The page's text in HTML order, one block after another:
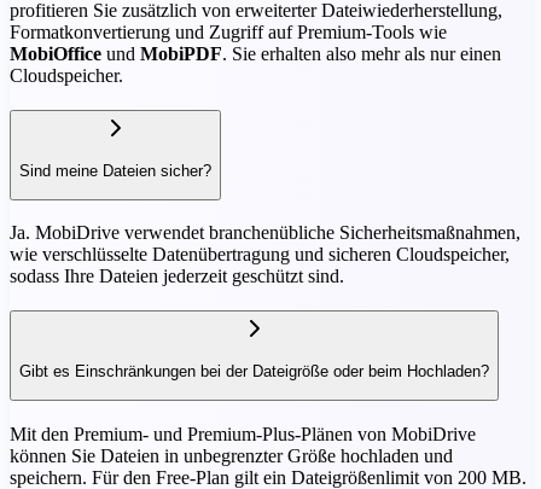
profitieren Sie zusätzlich von erweiterter Dateiwiederherstellung,
Formatkonvertierung und Zugriff auf Premium-Tools wie
MobiOffice und MobiPDF. Sie erhalten also mehr als nur einen
Cloudspeicher.
Sind meine Dateien sicher?
Ja. MobiDrive verwendet branchenübliche Sicherheitsmaßnahmen,
wie verschlüsselte Datenübertragung und sicheren Cloudspeicher,
sodass Ihre Dateien jederzeit geschützt sind.
Gibt es Einschränkungen bei der Dateigröße oder beim Hochladen?
Mit den Premium- und Premium-Plus-Plänen von MobiDrive
können Sie Dateien in unbegrenzter Größe hochladen und
speichern. Für den Free-Plan gilt ein Dateigrößenlimit von 200 MB.